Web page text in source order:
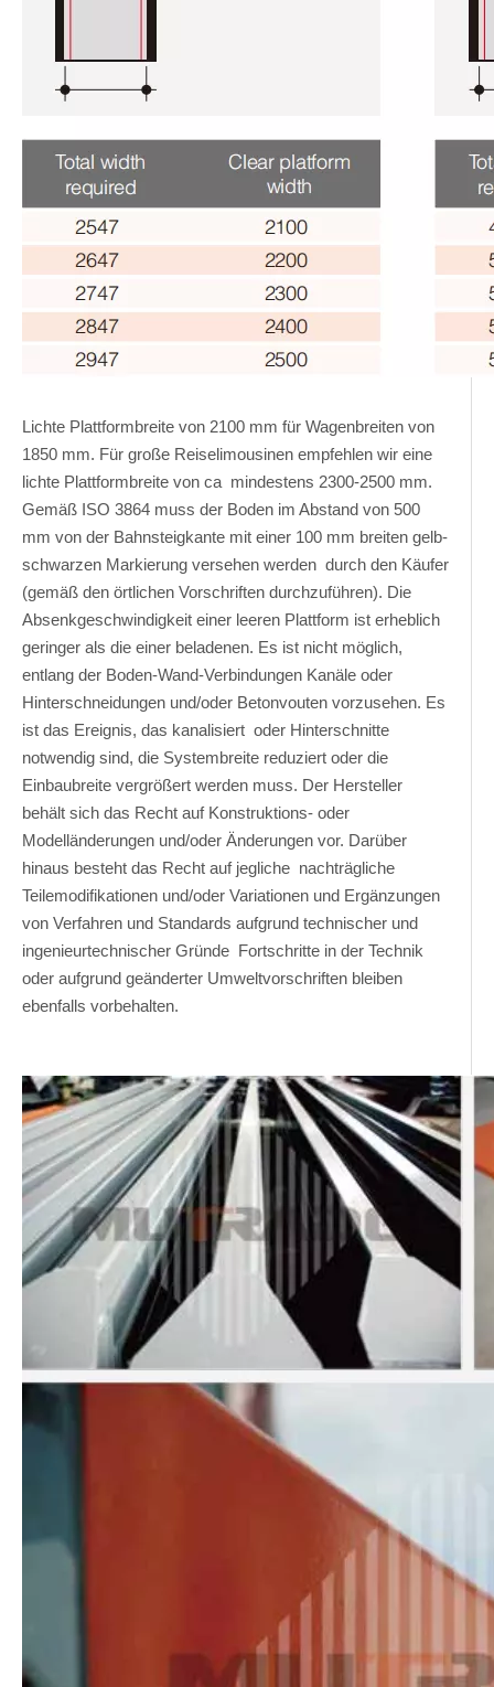
Lichte Plattformbreite von 2100 mm für Wagenbreiten von
1850 mm. Für große Reiselimousinen empfehlen wir eine
lichte Plattformbreite von ca mindestens 2300-2500 mm.
Gemäß ISO 3864 muss der Boden im Abstand von 500
mm von der Bahnsteigkante mit einer 100 mm breiten gelb-
schwarzen Markierung versehen werden durch den Käufer
(gemäß den örtlichen Vorschriften durchzuführen). Die
Absenkgeschwindigkeit einer leeren Plattform ist erheblich
geringer als die einer beladenen. Es ist nicht möglich,
entlang der Boden-Wand-Verbindungen Kanäle oder
Hinterschneidungen und/oder Betonvouten vorzusehen. Es
ist das Ereignis, das kanalisiert oder Hinterschnitte
notwendig sind, die Systembreite reduziert oder die
Einbaubreite vergrößert werden muss. Der Hersteller
behält sich das Recht auf Konstruktions- oder
Modelländerungen und/oder Änderungen vor. Darüber
hinaus besteht das Recht auf jegliche nachträgliche
Teilemodifikationen und/oder Variationen und Ergänzungen
von Verfahren und Standards aufgrund technischer und
ingenieurtechnischer Gründe Fortschritte in der Technik
oder aufgrund geänderter Umweltvorschriften bleiben
ebenfalls vorbehalten.